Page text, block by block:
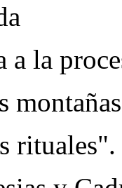
a la
montañas